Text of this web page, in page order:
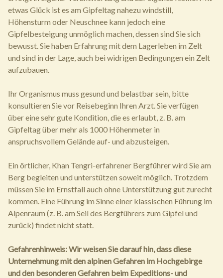
etwas Glück ist es am Gipfeltag nahezu windstill,
Höhensturm oder Neuschnee kann jedoch eine
Gipfelbesteigung unmöglich machen, dessen sind Sie sich
bewusst. Sie haben Erfahrung mit dem Lagerleben im Zelt
und sind in der Lage, auch bei widrigen Bedingungen ein Zelt
aufzubauen.
Ihr Organismus muss gesund und belastbar sein, bitte
konsultieren Sie vor Reisebeginn Ihren Arzt. Sie verfügen
über eine sehr gute Kondition, die es erlaubt, z. B. am
Gipfeltag über mehr als 1000 Höhenmeter in
anspruchsvollem Gelände auf- und abzusteigen.
Ein örtlicher, Khan Tengri-erfahrener Bergführer wird Sie am
Berg begleiten und unterstützen soweit möglich. Trotzdem
müssen Sie im Ernstfall auch ohne Unterstützung gut zurecht
kommen. Eine Führung im Sinne einer klassischen Führung im
Alpenraum (z. B. am Seil des Bergführers zum Gipfel und
zurück) findet nicht statt.
Gefahrenhinweis: Wir weisen Sie darauf hin, dass diese
Unternehmung mit den alpinen Gefahren im Hochgebirge
und den besonderen Gefahren beim Expeditions- und